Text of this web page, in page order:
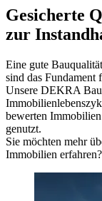
Gesicherte
zur
Eine gute
sind das Fundament
Unsere DEKRA
bewerten
genutzt.
Sie möchten mehr
Immobilien erfahren?